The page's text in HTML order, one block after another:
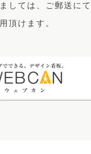
しては、 ご郵送に
頂けます。